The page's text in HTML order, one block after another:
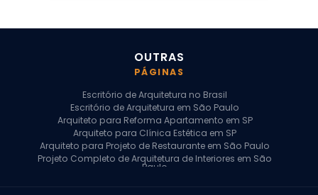
OUTRAS
PÁGINAS
Escritório de Arquitetura no Brasil
Escritório de Arquitetura em São Paulo
Arquiteto para Reforma Apartamento em SP
Arquiteto para Clínica Estética em SP
Arquiteto para Projeto de Restaurante em São Paulo
Projeto Completo de Arquitetura de Interiores em São
Paulo